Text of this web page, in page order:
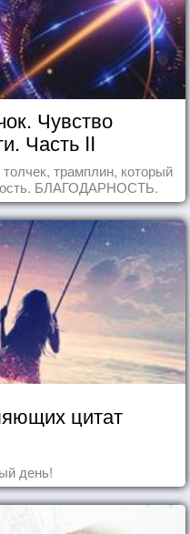
Чувство
Часть II
трамплин, который
БЛАГОДАРНОСТЬ.
цитат
день!